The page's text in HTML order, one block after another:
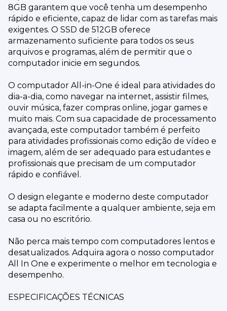
8GB garantem que você tenha um desempenho
rápido e eficiente, capaz de lidar com as tarefas mais
exigentes. O SSD de 512GB oferece
armazenamento suficiente para todos os seus
arquivos e programas, além de permitir que o
computador inicie em segundos.
O computador All-in-One é ideal para atividades do
dia-a-dia, como navegar na internet, assistir filmes,
ouvir música, fazer compras online, jogar games e
muito mais. Com sua capacidade de processamento
avançada, este computador também é perfeito
para atividades profissionais como edição de vídeo e
imagem, além de ser adequado para estudantes e
profissionais que precisam de um computador
rápido e confiável.
O design elegante e moderno deste computador
se adapta facilmente a qualquer ambiente, seja em
casa ou no escritório.
Não perca mais tempo com computadores lentos e
desatualizados. Adquira agora o nosso computador
All In One e experimente o melhor em tecnologia e
desempenho.
ESPECIFICAÇÕES TÉCNICAS